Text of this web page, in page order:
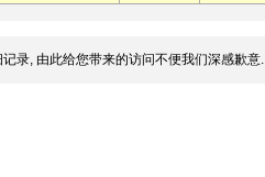
录, 由此给您带来的访问不便我们深感歉意.